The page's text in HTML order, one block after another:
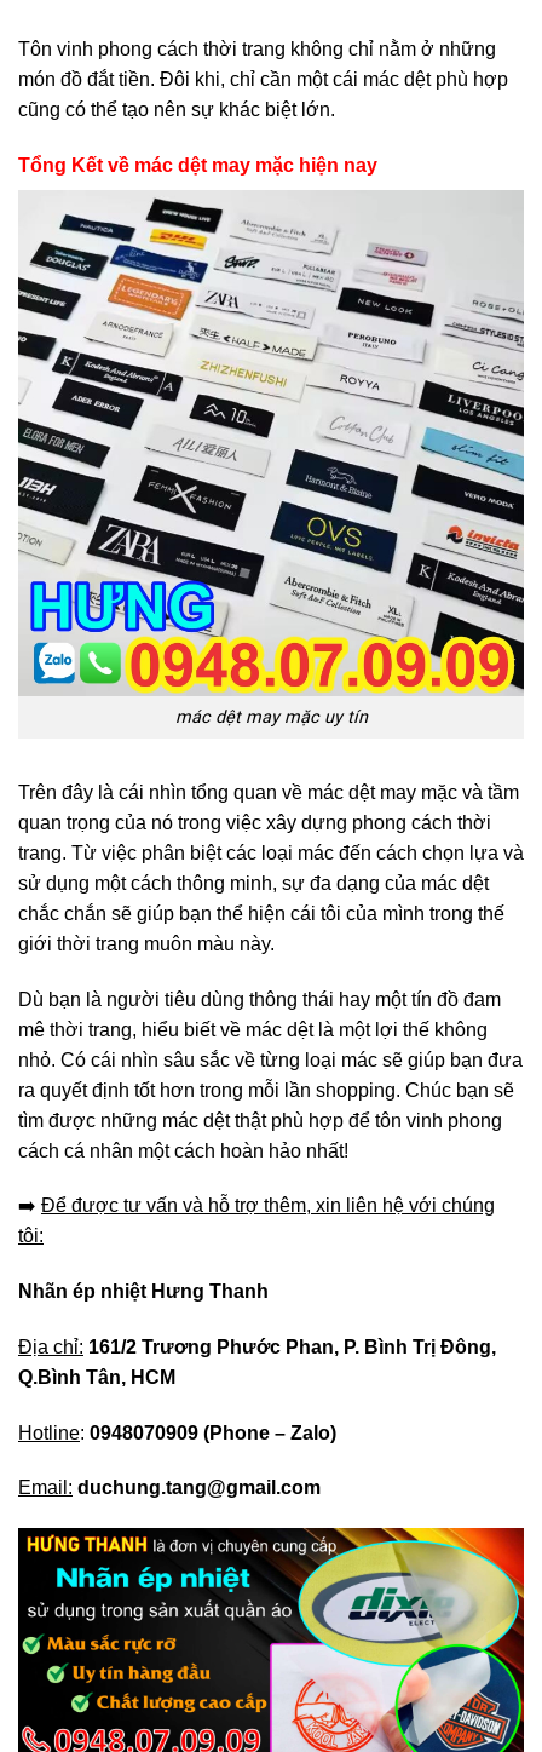
Tôn vinh phong cách thời trang không chỉ nằm ở những
món đồ đắt tiền. Đôi khi, chỉ cần một cái mác dệt phù hợp
cũng có thể tạo nên sự khác biệt lớn.
Tổng Kết về mác dệt may mặc hiện nay
mác dệt may mặc uy tín
Trên đây là cái nhìn tổng quan về mác dệt may mặc và tầm
quan trọng của nó trong việc xây dựng phong cách thời
trang. Từ việc phân biệt các loại mác đến cách chọn lựa và
sử dụng một cách thông minh, sự đa dạng của mác dệt
chắc chắn sẽ giúp bạn thể hiện cái tôi của mình trong thế
giới thời trang muôn màu này.
Dù bạn là người tiêu dùng thông thái hay một tín đồ đam
mê thời trang, hiểu biết về mác dệt là một lợi thế không
nhỏ. Có cái nhìn sâu sắc về từng loại mác sẽ giúp bạn đưa
ra quyết định tốt hơn trong mỗi lần shopping. Chúc bạn sẽ
tìm được những mác dệt thật phù hợp để tôn vinh phong
cách cá nhân một cách hoàn hảo nhất!
➡️ Để được tư vấn và hỗ trợ thêm, xin liên hệ với chúng
tôi:
Nhãn ép nhiệt Hưng Thanh
Địa chỉ: 161/2 Trương Phước Phan, P. Bình Trị Đông,
Q.Bình Tân, HCM
Hotline: 0948070909 (Phone – Zalo)
Email: duchung.tang@gmail.com